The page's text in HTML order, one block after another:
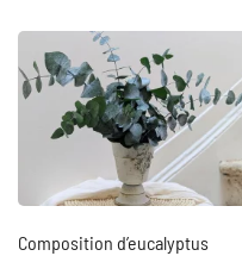
Composition d’eucalyptus